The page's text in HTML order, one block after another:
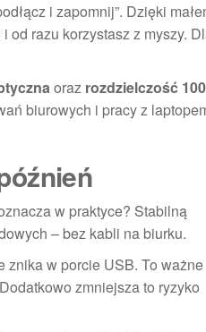
i zapomnij”. Dzięki
od razu korzystasz z myszy.
oraz rozdzielczość
biurowych i pracy z
w praktyce? Stabilną
– bez kabli na biurku.
znika w porcie USB. To ważne
zmniejsza to ryzyko